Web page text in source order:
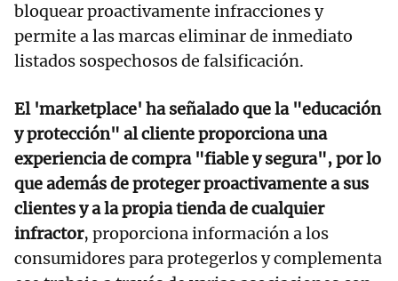
bloquear proactivamente infracciones y
permite a las marcas eliminar de inmediato
listados sospechosos de falsificación.
El 'marketplace' ha señalado que la "educación
y protección" al cliente proporciona una
experiencia de compra "fiable y segura", por lo
que además de proteger proactivamente a sus
clientes y a la propia tienda de cualquier
infractor, proporciona información a los
consumidores para protegerlos y complementa